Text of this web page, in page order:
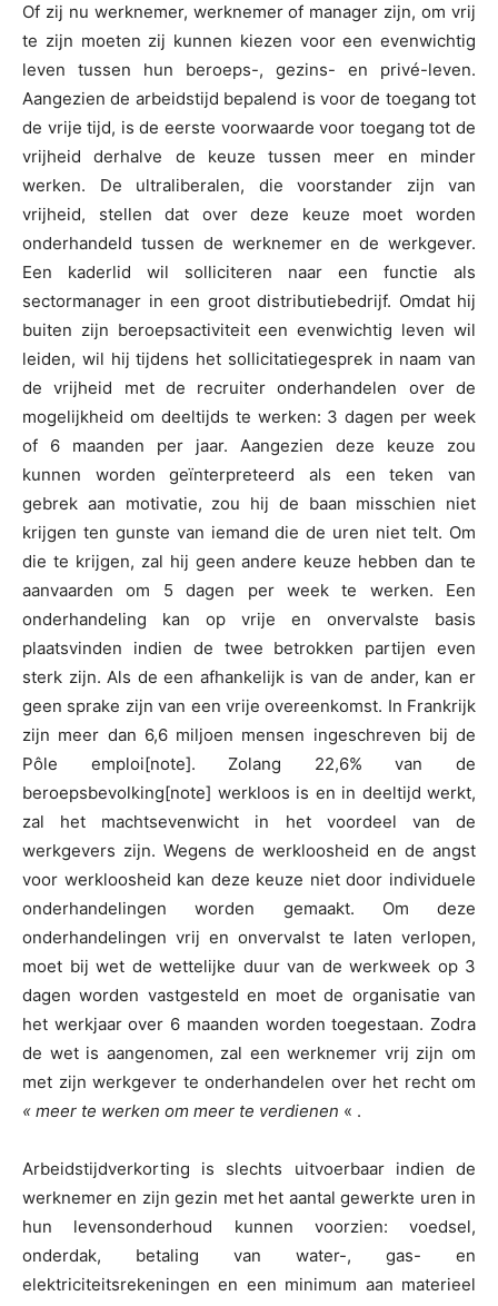
Of zij nu werknemer, werknemer of manager zijn, om vrij
te zijn moeten zij kunnen kiezen voor een evenwichtig
leven tussen hun beroeps-, gezins- en privé-leven.
Aangezien de arbeidstijd bepalend is voor de toegang tot
de vrije tijd, is de eerste voorwaarde voor toegang tot de
vrijheid derhalve de keuze tussen meer en minder
werken. De ultraliberalen, die voorstander zijn van
vrijheid, stellen dat over deze keuze moet worden
onderhandeld tussen de werknemer en de werkgever.
Een kaderlid wil solliciteren naar een functie als
sectormanager in een groot distributiebedrijf. Omdat hij
buiten zijn beroepsactiviteit een evenwichtig leven wil
leiden, wil hij tijdens het sollicitatiegesprek in naam van
de vrijheid met de recruiter onderhandelen over de
mogelijkheid om deeltijds te werken: 3 dagen per week
of 6 maanden per jaar. Aangezien deze keuze zou
kunnen worden geïnterpreteerd als een teken van
gebrek aan motivatie, zou hij de baan misschien niet
krijgen ten gunste van iemand die de uren niet telt. Om
die te krijgen, zal hij geen andere keuze hebben dan te
aanvaarden om 5 dagen per week te werken. Een
onderhandeling kan op vrije en onvervalste basis
plaatsvinden indien de twee betrokken partijen even
sterk zijn. Als de een afhankelijk is van de ander, kan er
geen sprake zijn van een vrije overeenkomst. In Frankrijk
zijn meer dan 6,6 miljoen mensen ingeschreven bij de
Pôle emploi[note]. Zolang 22,6% van de
beroepsbevolking[note] werkloos is en in deeltijd werkt,
zal het machtsevenwicht in het voordeel van de
werkgevers zijn. Wegens de werkloosheid en de angst
voor werkloosheid kan deze keuze niet door individuele
onderhandelingen worden gemaakt. Om deze
onderhandelingen vrij en onvervalst te laten verlopen,
moet bij wet de wettelijke duur van de werkweek op 3
dagen worden vastgesteld en moet de organisatie van
het werkjaar over 6 maanden worden toegestaan. Zodra
de wet is aangenomen, zal een werknemer vrij zijn om
met zijn werkgever te onderhandelen over het recht om
« meer te werken om meer te verdienen « .
Arbeidstijdverkorting is slechts uitvoerbaar indien de
werknemer en zijn gezin met het aantal gewerkte uren in
hun levensonderhoud kunnen voorzien: voedsel,
onderdak, betaling van water-, gas- en
elektriciteitsrekeningen en een minimum aan materieel